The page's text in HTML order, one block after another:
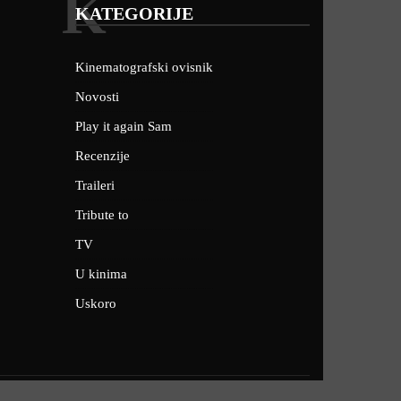
KATEGORIJE
K
Kinematografski ovisnik
Novosti
Play it again Sam
Recenzije
Traileri
Tribute to
TV
U kinima
Uskoro